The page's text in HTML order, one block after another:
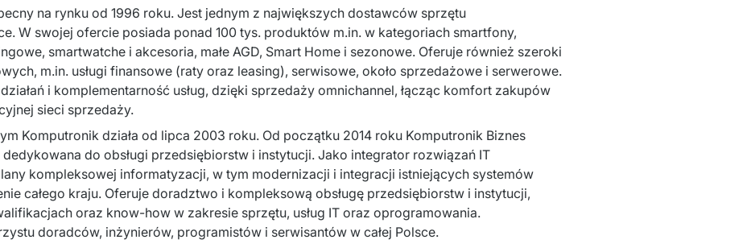
na rynku od 1996 roku. Jest jednym z największych dostawców sprzętu
W swojej ofercie posiada ponad 100 tys. produktów m.in. w kategoriach smartfony,
smartwatche i akcesoria, małe AGD, Smart Home i sezonowe. Oferuje również szeroki
m.in. usługi finansowe (raty oraz leasing), serwisowe, około sprzedażowe i serwerowe.
i komplementarność usług, dzięki sprzedaży omnichannel, łącząc komfort zakupów
sieci sprzedaży.
Komputronik działa od lipca 2003 roku. Od początku 2014 roku Komputronik Biznes
do obsługi przedsiębiorstw i instytucji. Jako integrator rozwiązań IT
kompleksowej informatyzacji, w tym modernizacji i integracji istniejących systemów
całego kraju. Oferuje doradztwo i kompleksową obsługę przedsiębiorstw i instytucji,
oraz know-how w zakresie sprzętu, usług IT oraz oprogramowania.
doradców, inżynierów, programistów i serwisantów w całej Polsce.